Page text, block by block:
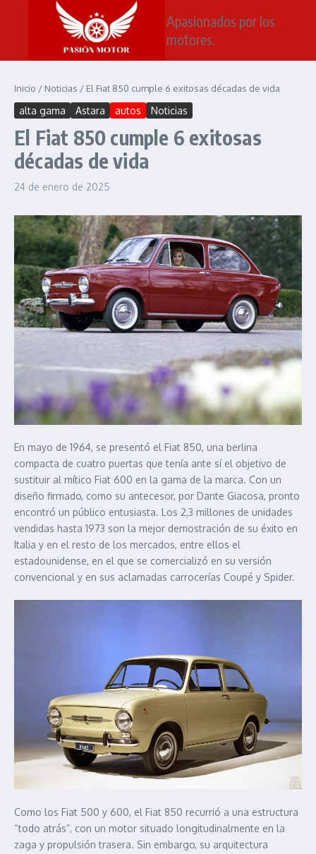
Saltar al contenido
Apasionados por los
motores.
Inicio / Noticias / El Fiat 850 cumple 6 exitosas décadas de vida
alta gama Astara autos Noticias
El Fiat 850 cumple 6 exitosas
décadas de vida
24 de enero de 2025
En mayo de 1964, se presentó el Fiat 850, una berlina
compacta de cuatro puertas que tenía ante sí el objetivo de
sustituir al mítico Fiat 600 en la gama de la marca. Con un
diseño firmado, como su antecesor, por Dante Giacosa, pronto
encontró un público entusiasta. Los 2,3 millones de unidades
vendidas hasta 1973 son la mejor demostración de su éxito en
Italia y en el resto de los mercados, entre ellos el
estadounidense, en el que se comercializó en su versión
convencional y en sus aclamadas carrocerías Coupé y Spider.
Como los Fiat 500 y 600, el Fiat 850 recurrió a una estructura
“todo atrás”, con un motor situado longitudinalmente en la
zaga y propulsión trasera. Sin embargo, su arquitectura